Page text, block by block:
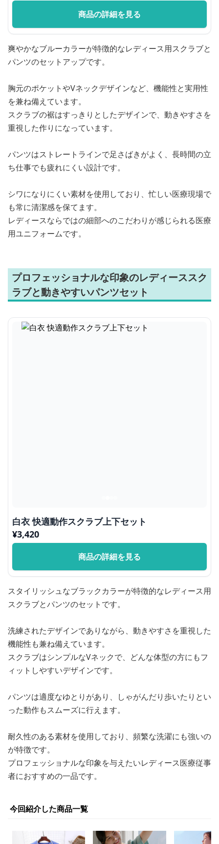
商品の詳細を見る
爽やかなブルーカラーが特徴的なレディース用スクラブと
パンツのセットアップです。
胸元のポケットやVネックデザインなど、機能性と実用性
を兼ね備えています。
スクラブの裾はすっきりとしたデザインで、動きやすさを
重視した作りになっています。
パンツはストレートラインで足さばきがよく、長時間の立
ち仕事でも疲れにくい設計です。
シワになりにくい素材を使用しており、忙しい医療現場で
も常に清潔感を保てます。
レディースならではの細部へのこだわりが感じられる医療
用ユニフォームです。
プロフェッショナルな印象のレディーススク
ラブと動きやすいパンツセット
白衣 快適動作スクラブ上下セット
¥3,420
商品の詳細を見る
スタイリッシュなブラックカラーが特徴的なレディース用
スクラブとパンツのセットです。
洗練されたデザインでありながら、動きやすさを重視した
機能性も兼ね備えています。
スクラブはシンプルなVネックで、どんな体型の方にもフ
ィットしやすいデザインです。
パンツは適度なゆとりがあり、しゃがんだり歩いたりとい
った動作もスムーズに行えます。
耐久性のある素材を使用しており、頻繁な洗濯にも強いの
が特徴です。
プロフェッショナルな印象を与えたいレディース医療従事
者におすすめの一品です。
今回紹介した商品一覧